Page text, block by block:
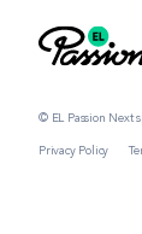
© EL Passion Next
Privacy Policy